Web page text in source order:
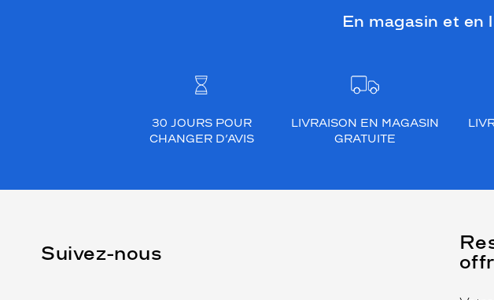
En magasin et en
30 JOURS POUR
CHANGER D’AVIS
LIVRAISON EN MAGASIN
GRATUITE
Suivez-nous Name
(Ce
champ
est